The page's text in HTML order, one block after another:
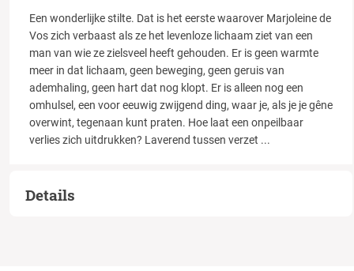
Een wonderlijke stilte. Dat is het eerste waarover Marjoleine de
Vos zich verbaast als ze het levenloze lichaam ziet van een
man van wie ze zielsveel heeft gehouden. Er is geen warmte
meer in dat lichaam, geen beweging, geen geruis van
ademhaling, geen hart dat nog klopt. Er is alleen nog een
omhulsel, een voor eeuwig zwijgend ding, waar je, als je je gêne
overwint, tegenaan kunt praten. Hoe laat een onpeilbaar
verlies zich uitdrukken? Laverend tussen verzet ...
Details